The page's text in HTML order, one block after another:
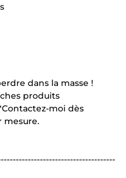
dans la masse !
produits
moi dès
mesure.